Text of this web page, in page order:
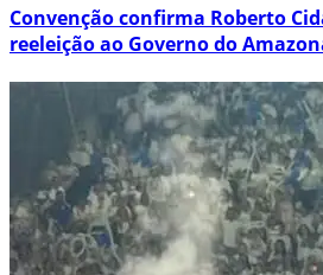
Convenção confirma Roberto
reeleição ao Governo do